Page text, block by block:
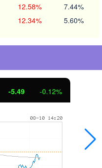
12.58% 7.44%
12.34% 5.60%
1124.51 -9.74